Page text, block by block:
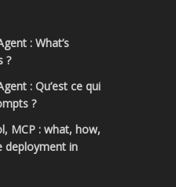
: What’s
?
: Qu’est ce qui
?
MCP : what, how,
deployment in